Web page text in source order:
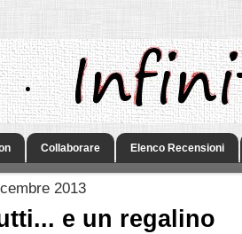
.
Collaborare Elenco Recensioni
2013
e un regalino